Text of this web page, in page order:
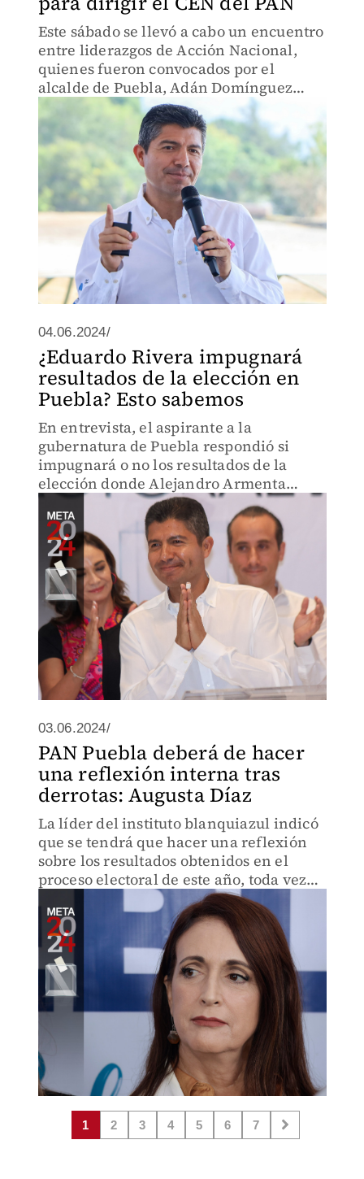
Este sábado se llevó a cabo un encuentro
entre liderazgos de Acción Nacional,
quienes fueron convocados por el
alcalde de Puebla, Adán Domínguez
Sánchez.
04.06.2024/
¿Eduardo Rivera impugnará
resultados de la elección en
Puebla? Esto sabemos
En entrevista, el aspirante a la
gubernatura de Puebla respondió si
impugnará o no los resultados de la
elección donde Alejandro Armenta
resultó triunfador.
03.06.2024/
PAN Puebla deberá de hacer
una reflexión interna tras
derrotas: Augusta Díaz
La líder del instituto blanquiazul indicó
que se tendrá que hacer una reflexión
sobre los resultados obtenidos en el
proceso electoral de este año, toda vez
que fueron pocos los triunfos que se
lograron.
1 2 3 4 5 6 7